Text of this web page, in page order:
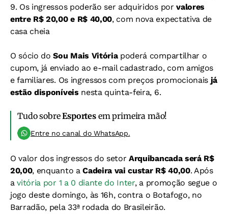
9. Os ingressos poderão ser adquiridos porvalores
entre R$ 20,00 e R$ 40,00, com nova expectativa de
casa cheia
O sócio doSou Mais Vitóriapoderá compartilhar o
cupom, já enviado ao e-mail cadastrado, com amigos
e familiares. Os ingressos com preços promocionais já
estão disponíveis nesta quinta-feira, 6.
Tudo sobreEsportesem primeira mão!
Entre no canal do WhatsApp.
O valor dos ingressos do setorArquibancada será R$
20,00, enquanto aCadeira vai custar R$ 40,00. Após
avitória por 1 a 0 diante do Inter, a promoção segue o
jogo deste domingo, às 16h, contra o Botafogo, no
Barradão, pela 33ª rodada do Brasileirão.